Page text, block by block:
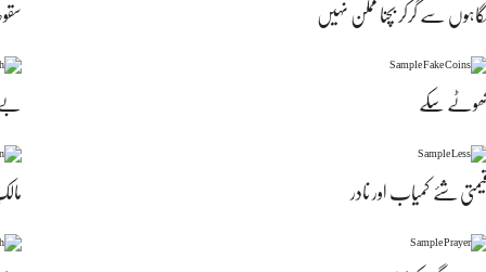
سے گرکر بچنا ممکن نہیں
سکے
شئے کمیاب اور نادر